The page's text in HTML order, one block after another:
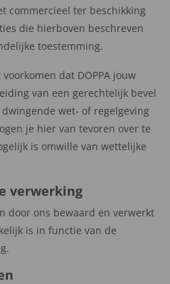
commercieel ter beschikking
die hierboven beschreven
toestemming.
dat DOPPA jouw
van een gerechtelijk bevel
wet- of regelgeving
je hier van tevoren over te
is omwille van wettelijke
verwerking
door ons bewaard en verwerkt
is in functie van de